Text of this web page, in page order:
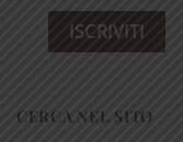
CERCA NEL SITO